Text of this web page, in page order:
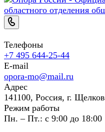
Телефоны
+7 495 644-25-44
E-mail
opora-mo@mail.ru
Адрес
141100, Россия, г.
Режим работы
Пн. – Пт.: с 9:00 до 18:00